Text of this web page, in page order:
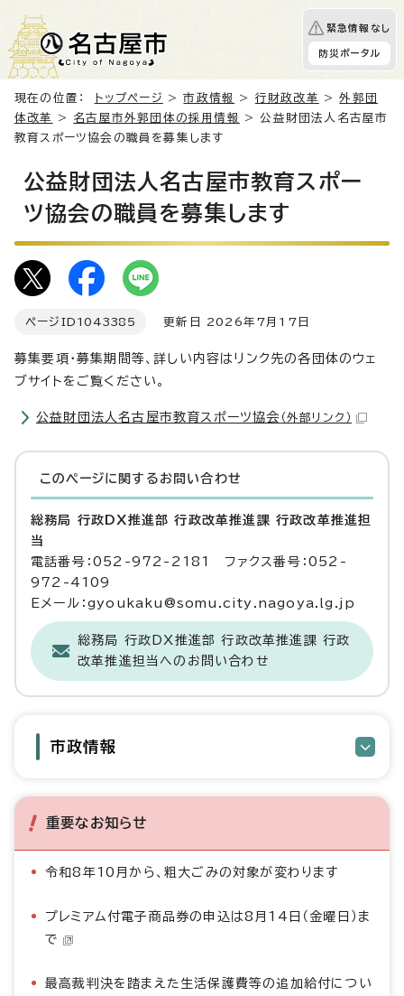
緊急情報なし
防災ポータル
現在の位置： トップページ >市政情報 > 行財政改革 >外郭団
体改革
> 名古屋市外郭団体の採用情報
> 公益財団法人名古屋市
教育スポーツ協会の職員を募集します
公益財団法人名古屋市教育スポー
ツ協会の職員を募集します
ページID 1043385 更新日 2026年7月17日
募集要項・募集期間等、詳しい内容はリンク先の各団体のウェ
ブサイトをご覧ください。
公益財団法人名古屋市教育スポーツ協会 （外部リンク）
このページに関する お問い合わせ
総務局 行政DX推進部 行政改革推進課 行政改革推進担
当
電話番号：052-972-2181 ファクス番号：052-
972-4109
Eメール：gyoukaku@somu.city.nagoya.lg.jp
総務局 行政DX推進部 行政改革推進課 行政
改革推進担当へのお問い合わせ
市政情報
重要なお知らせ
令和8年10月から、粗大ごみの対象が変わります
プレミアム付電子商品券の申込は8月14日（金曜日）ま
で
最高裁判決を踏まえた生活保護費等の追加給付につい